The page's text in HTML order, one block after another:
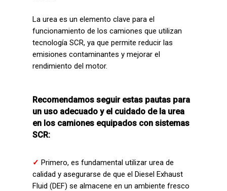
La urea es un elemento clave para el
funcionamiento de los camiones que utilizan
tecnología SCR, ya que permite reducir las
emisiones contaminantes y mejorar el
rendimiento del motor.
Recomendamos seguir estas pautas para
un uso adecuado y el cuidado de la urea
en los camiones equipados con sistemas
SCR:
✓ Primero, es fundamental utilizar urea de
calidad y asegurarse de que el Diesel Exhaust
Fluid (DEF) se almacene en un ambiente fresco